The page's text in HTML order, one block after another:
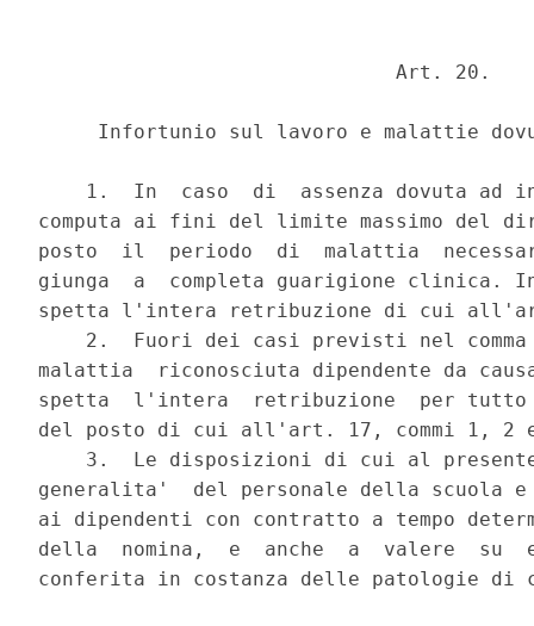
                              Art. 20.
Infortunio sul lavoro e malattie
1.  In  caso  di  assenza dovuta ad
computa ai fini del limite massimo del
posto  il  periodo  di  malattia
giunga  a  completa guarigione clinica.
spetta l'intera retribuzione di cui
2.  Fuori dei casi previsti nel
malattia  riconosciuta dipendente da
spetta  l'intera  retribuzione  per tutto
del posto di cui all'art. 17, commi 1, 2
3.  Le disposizioni di cui al
generalita'  del personale della scuola e
ai dipendenti con contratto a tempo
della  nomina,  e  anche  a  valere  su
conferita in costanza delle patologie di